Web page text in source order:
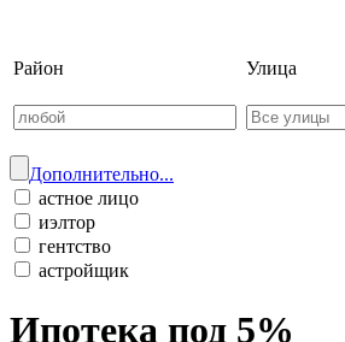
Район Улица
Дополнительно...
астное лицо
иэлтор
гентство
астройщик
Ипотека под 5%